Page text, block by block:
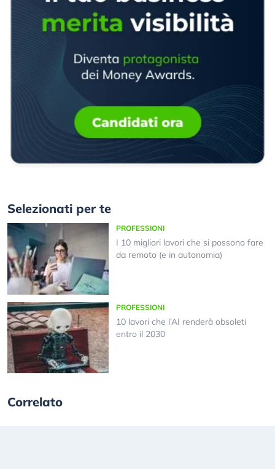
Selezionati per te
PROFESSIONI
I 10 migliori lavori che si possono fare
da remoto (e in autonomia)
PROFESSIONI
10 lavori che l’AI renderà obsoleti
entro il 2030
Correlato